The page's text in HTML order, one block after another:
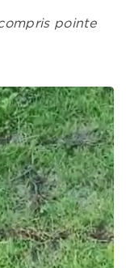
pointe